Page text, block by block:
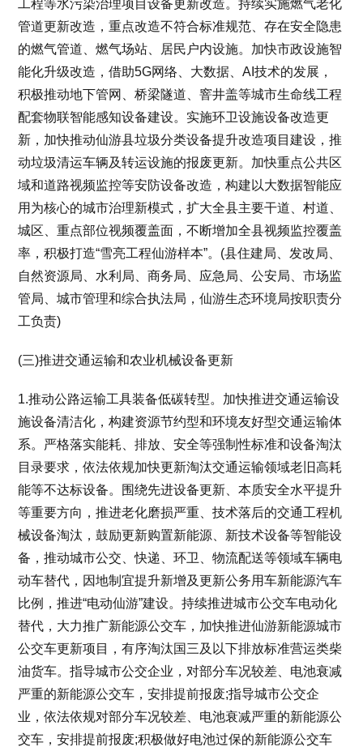
工程等水污染治理项目设备更新改造。持续实施燃气老化
管道更新改造，重点改造不符合标准规范、存在安全隐患
的燃气管道、燃气场站、居民户内设施。加快市政设施智
能化升级改造，借助5G网络、大数据、AI技术的发展，
积极推动地下管网、桥梁隧道、窨井盖等城市生命线工程
配套物联智能感知设备建设。实施环卫设施设备改造更
新，加快推动仙游县垃圾分类设备提升改造项目建设，推
动垃圾清运车辆及转运设施的报废更新。加快重点公共区
域和道路视频监控等安防设备改造，构建以大数据智能应
用为核心的城市治理新模式，扩大全县主要干道、村道、
城区、重点部位视频覆盖面，不断增加全县视频监控覆盖
率，积极打造“雪亮工程仙游样本”。(县住建局、发改局、
自然资源局、水利局、商务局、应急局、公安局、市场监
管局、城市管理和综合执法局，仙游生态环境局按职责分
工负责)
(三)推进交通运输和农业机械设备更新
1.推动公路运输工具装备低碳转型。加快推进交通运输设
施设备清洁化，构建资源节约型和环境友好型交通运输体
系。严格落实能耗、排放、安全等强制性标准和设备淘汰
目录要求，依法依规加快更新淘汰交通运输领域老旧高耗
能等不达标设备。围绕先进设备更新、本质安全水平提升
等重要方向，推进老化磨损严重、技术落后的交通工程机
械设备淘汰，鼓励更新购置新能源、新技术设备等智能设
备，推动城市公交、快递、环卫、物流配送等领域车辆电
动车替代，因地制宜提升新增及更新公务用车新能源汽车
比例，推进“电动仙游”建设。持续推进城市公交车电动化
替代，大力推广新能源公交车，加快推进仙游新能源城市
公交车更新项目，有序淘汰国三及以下排放标准营运类柴
油货车。指导城市公交企业，对部分车况较差、电池衰减
严重的新能源公交车，安排提前报废;指导城市公交企
业，依法依规对部分车况较差、电池衰减严重的新能源公
交车，安排提前报废;积极做好电池过保的新能源公交车